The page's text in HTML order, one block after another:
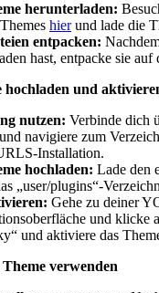
herunterladen:
hierund lade die
entpacken:
hast, entpacke sie auf
hochladen und
nutzen: Verbinde dich
navigiere zum
Installation.
hochladen: Lade den
„user/plugins“-
Gehe zu deiner
und klicke
und aktiviere das
verwenden